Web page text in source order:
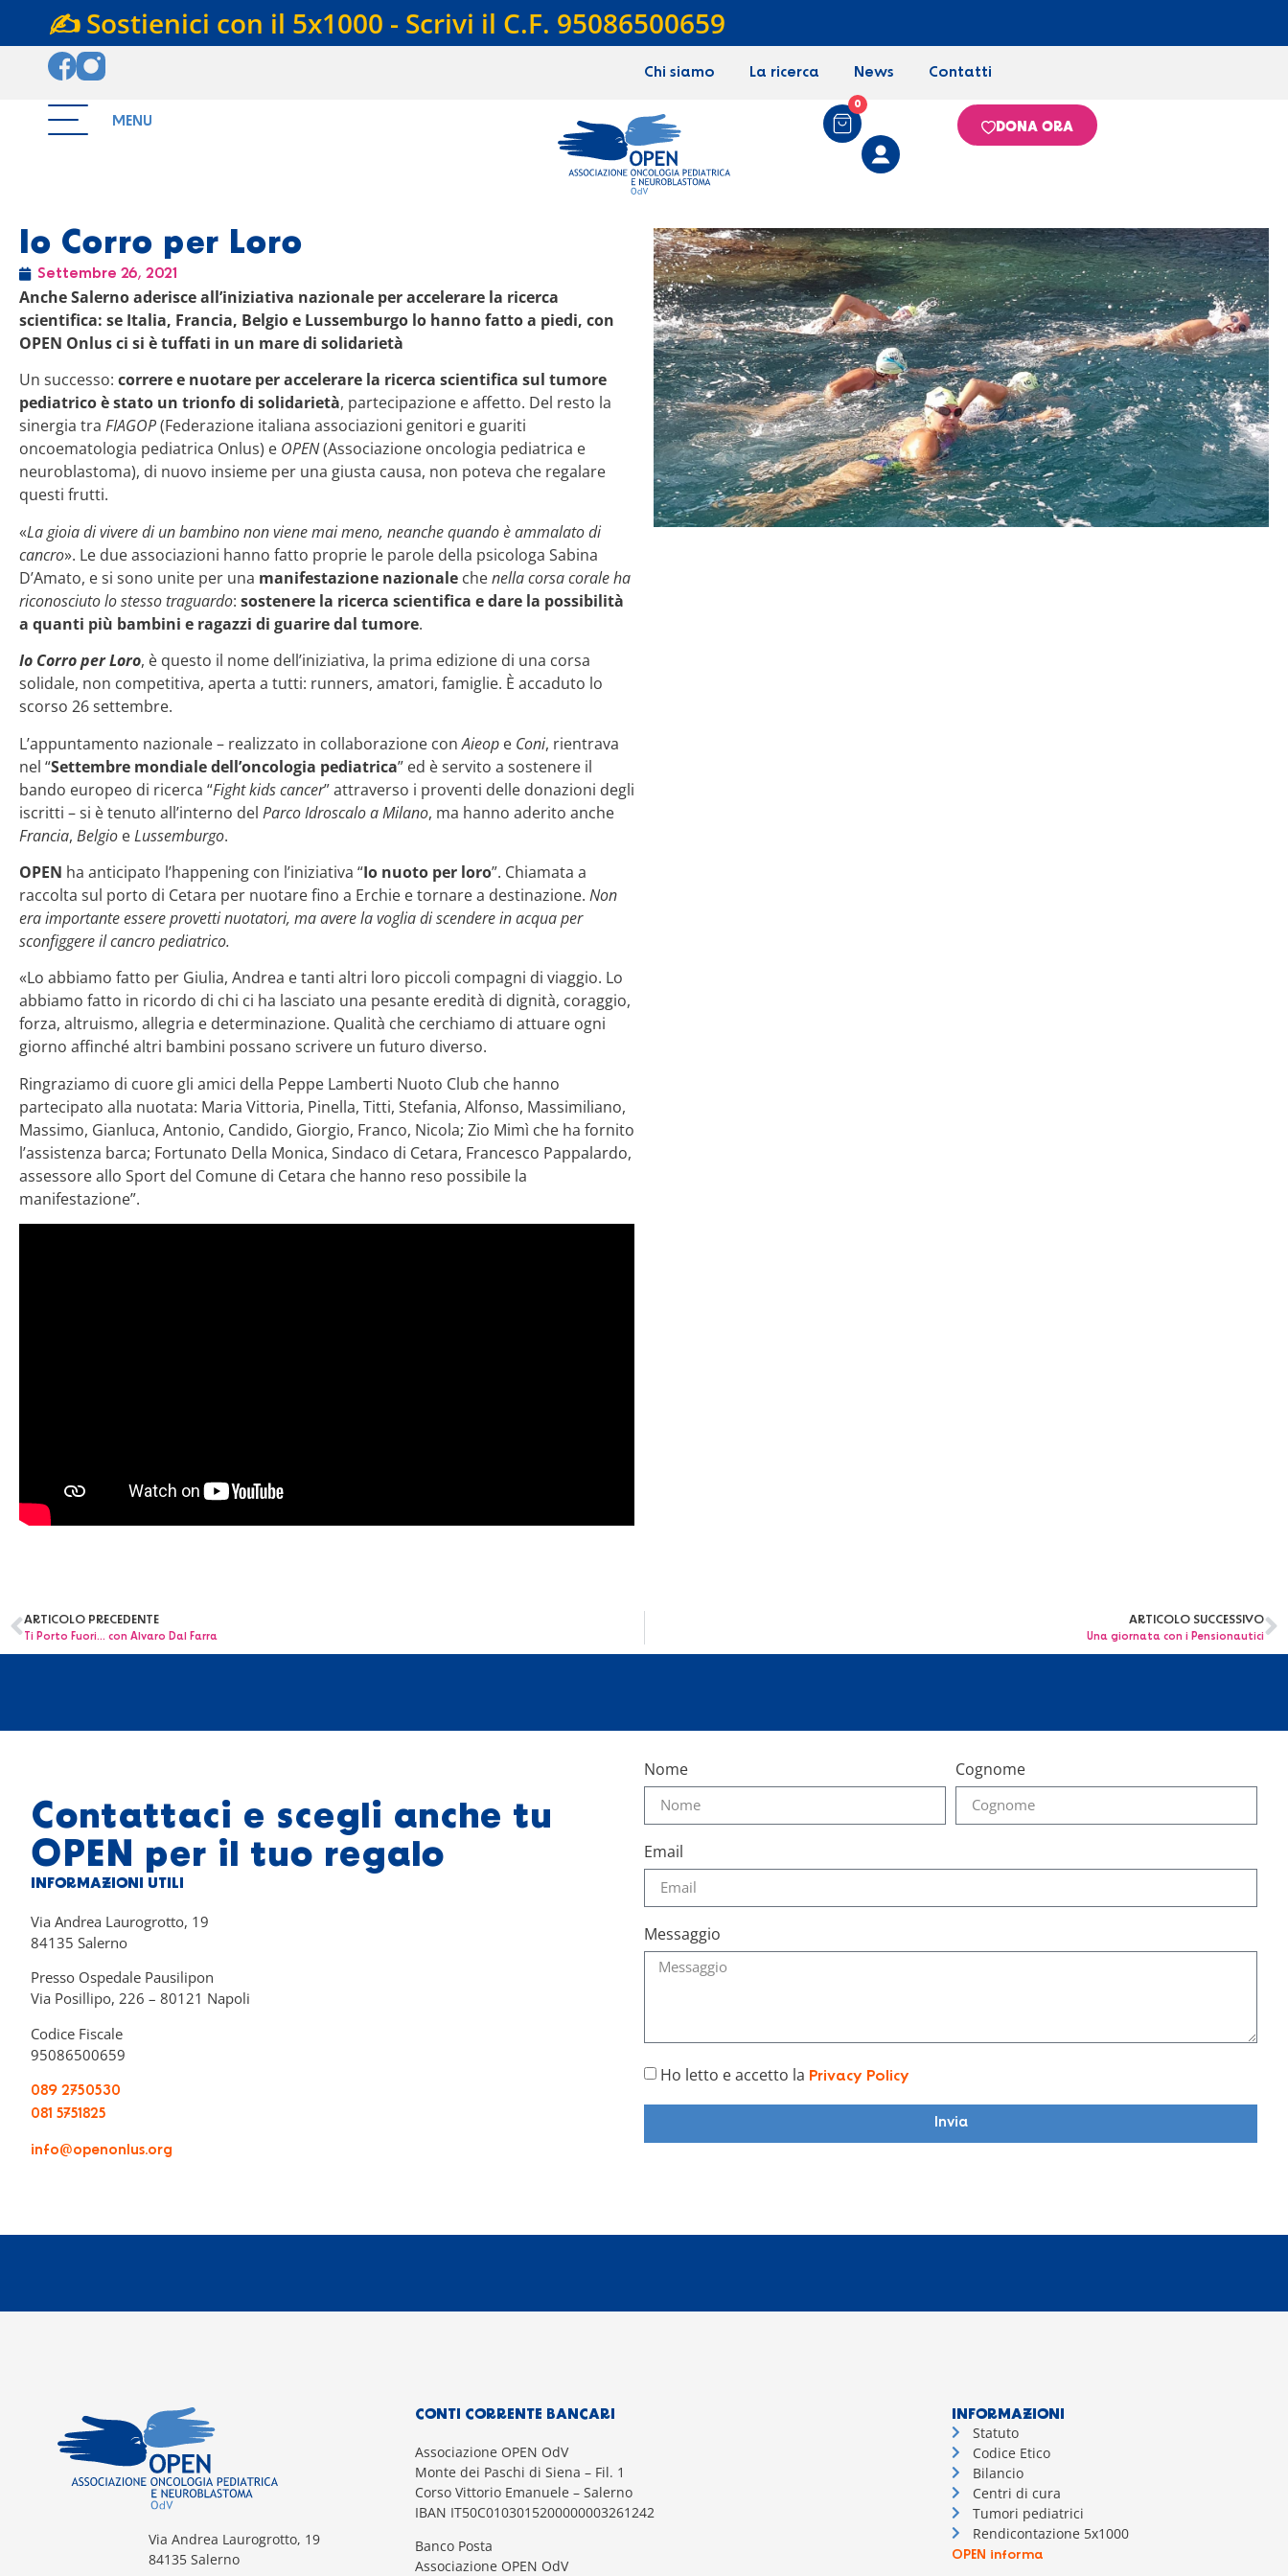
✍️ Sostienici con il 5x1000 - Scrivi il C.F. 95086500659
Chi siamo La ricerca News Contatti
MENU
0
DONA ORA
Io Corro per Loro
Settembre 26, 2021
Anche Salerno aderisce all’iniziativa nazionale per accelerare la ricerca
scientifica: se Italia, Francia, Belgio e Lussemburgo lo hanno fatto a piedi, con
OPEN Onlus ci si è tuffati in un mare di solidarietà
Un successo: correre e nuotare per accelerare la ricerca scientifica sul tumore
pediatrico è stato un trionfo di solidarietà, partecipazione e affetto. Del resto la
sinergia tra FIAGOP(Federazione italiana associazioni genitori e guariti
oncoematologia pediatrica Onlus) e OPEN(Associazione oncologia pediatrica e
neuroblastoma), di nuovo insieme per una giusta causa, non poteva che regalare
questi frutti.
«La gioia di vivere di un bambino non viene mai meno, neanche quando è ammalato di
cancro». Le due associazioni hanno fatto proprie le parole della psicologa Sabina
D’Amato, e si sono unite per una manifestazione nazionale chenella corsa corale ha
riconosciuto lo stesso traguardo: sostenere la ricerca scientifica e dare la possibilità
a quanti più bambini e ragazzi di guarire dal tumore.
Io Corro per Loro, è questo il nome dell’iniziativa, la prima edizione di una corsa
solidale, non competitiva, aperta a tutti: runners, amatori, famiglie. È accaduto lo
scorso 26 settembre.
L’appuntamento nazionale – realizzato in collaborazione conAieop e Coni, rientrava
nel “Settembre mondiale dell’oncologia pediatrica” ed è servito a sostenere il
bando europeo di ricerca “Fight kids cancer” attraverso i proventi delle donazioni degli
iscritti – si è tenuto all’interno del Parco Idroscalo a Milano, ma hanno aderito anche
Francia, Belgio eLussemburgo.
OPEN ha anticipato l’happening con l’iniziativa “Io nuoto per loro”. Chiamata a
raccolta sul porto di Cetara per nuotare fino a Erchie e tornare a destinazione. Non
era importante essere provetti nuotatori, ma avere la voglia di scendere in acqua per
sconfiggere il cancro pediatrico.
«Lo abbiamo fatto per Giulia, Andrea e tanti altri loro piccoli compagni di viaggio. Lo
abbiamo fatto in ricordo di chi ci ha lasciato una pesante eredità di dignità, coraggio,
forza, altruismo, allegria e determinazione. Qualità che cerchiamo di attuare ogni
giorno affinché altri bambini possano scrivere un futuro diverso.
Ringraziamo di cuore gli amici della Peppe Lamberti Nuoto Club che hanno
partecipato alla nuotata: Maria Vittoria, Pinella, Titti, Stefania, Alfonso, Massimiliano,
Massimo, Gianluca, Antonio, Candido, Giorgio, Franco, Nicola; Zio Mimì che ha fornito
l’assistenza barca; Fortunato Della Monica, Sindaco di Cetara, Francesco Pappalardo,
assessore allo Sport del Comune di Cetara che hanno reso possibile la
manifestazione”.
ARTICOLO PRECEDENTE
Ti Porto Fuori… con Alvaro Dal Farra
ARTICOLO SUCCESSIVO
Una giornata con i Pensionautici
Contattaci e scegli anche tu
OPEN per il tuo regalo
INFORMAZIONI UTILI
Via Andrea Laurogrotto, 19
84135 Salerno
Presso Ospedale Pausilipon
Via Posillipo, 226 – 80121 Napoli
Codice Fiscale
95086500659
089 2750530
081 5751825
info@openonlus.org
Nome Cognome
Email
Messaggio
Ho letto e accetto la Privacy Policy
Invia
Via Andrea Laurogrotto, 19
84135 Salerno
CONTI CORRENTE BANCARI
Associazione OPEN OdV
Monte dei Paschi di Siena – Fil. 1
Corso Vittorio Emanuele – Salerno
IBAN IT50C0103015200000003261242
Banco Posta
Associazione OPEN OdV
INFORMAZIONI
Statuto
Codice Etico
Bilancio
Centri di cura
Tumori pediatrici
Rendicontazione 5x1000
OPEN informa